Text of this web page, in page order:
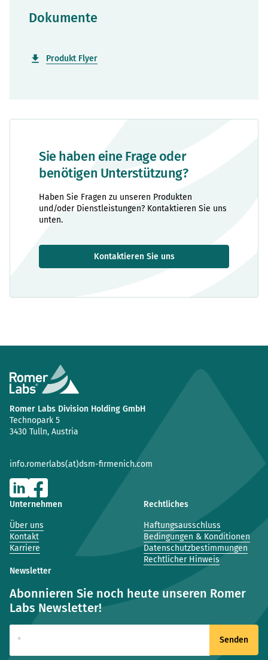
Sie haben eine Frage oder
benötigen Unterstützung?
Haben Sie Fragen zu unseren Produkten
und/oder Dienstleistungen? Kontaktieren Sie uns
unten.
Kontaktieren Sie uns
Dokumente
Produkt Flyer
Romer Labs Division Holding GmbH
Technopark 5
3430 Tulln, Austria
info.romerlabs(at)dsm-firmenich.com
Unternehmen
Über uns
Kontakt
Karriere
Rechtliches
Haftungsausschluss
Bedingungen & Konditionen
Datenschutzbestimmungen
Rechtlicher Hinweis
Newsletter
Abonnieren Sie noch heute unseren Romer
Labs Newsletter!